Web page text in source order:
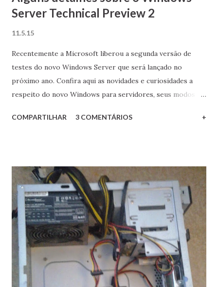
Server Technical Preview 2
11.5.15
Recentemente a Microsoft liberou a segunda versão de
testes do novo Windows Server que será lançado no
próximo ano. Confira aqui as novidades e curiosidades a
respeito do novo Windows para servidores, seus modos de
COMPARTILHAR 3 COMENTÁRIOS +